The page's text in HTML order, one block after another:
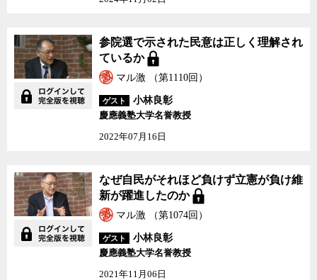
人も5割を超えていた。
この選挙で示された民意とは何だったのかについて、小林氏とジ
ャーナリストの神保哲生、社会学者の宮台真司が議論した。
参院選で示された民意は正しく理解され
ているか
マル激 （第1110回）
ゲスト
小林良彰
慶應義塾大学名誉教授
2022年07月16日
なぜ自民がそれほど負けず立憲が負け維
新が躍進したのか
マル激 （第1074回）
ゲスト
小林良彰
慶應義塾大学名誉教授
2021年11月06日